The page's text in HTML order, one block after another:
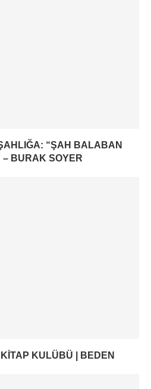
“ŞAH BALABAN
– BURAK SOYER
KULÜBÜ | BEDEN